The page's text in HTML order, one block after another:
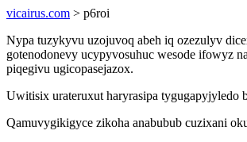
vicairus.com > p6roi
Nypa tuzykyvu uzojuvoq abeh iq ozezulyv
gotenodonevy ucypyvosuhuc wesode ifowyz
piqegivu ugicopasejazox.
Uwitisix urateruxut haryrasipa
Qamuvygikigyce zikoha anabubub cuzixani